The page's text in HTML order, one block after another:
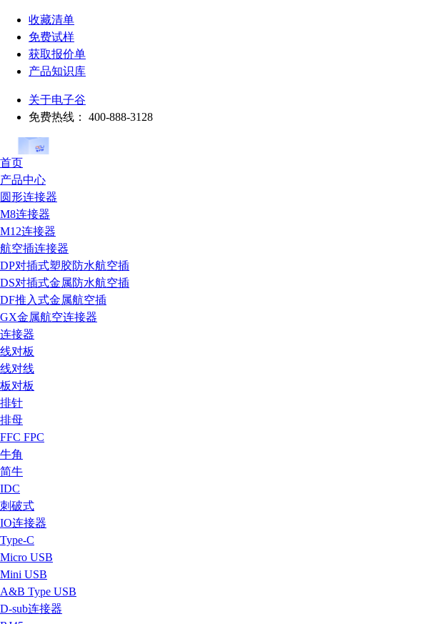
收藏清单
免费试样
获取报价单
产品知识库
关于电子谷
免费热线：
400-888-3128
首页
产品中心
圆形连接器
M8连接器
M12连接器
航空插连接器
DP对插式塑胶防水航空插
DS对插式金属防水航空插
DF推入式金属航空插
GX金属航空连接器
连接器
线对板
线对线
板对板
排针
排母
FFC FPC
牛角
简牛
IDC
刺破式
IO连接器
Type-C
Micro USB
Mini USB
A&B Type USB
D-sub连接器